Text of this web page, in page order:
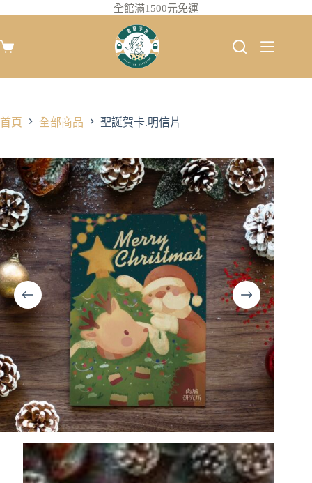
全館滿1500元免運
首頁 全部商品 聖誕賀卡.明信片